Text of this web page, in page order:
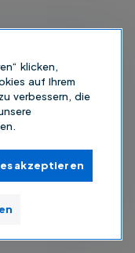
klicken,
auf Ihrem
verbessern, die
akzeptieren